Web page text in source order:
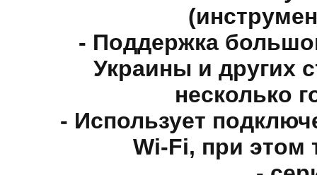
- Поддержка
Украины и других
несколько
- Использует
Wi-Fi, при этом